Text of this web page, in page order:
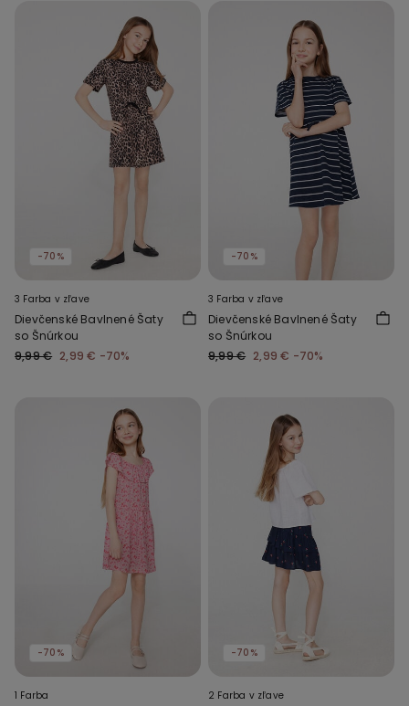
-70%
3 Farba v zľave
Dievčenské Bavlnené Šaty
so Šnúrkou
9,99 € 2,99 € -70%
-70%
3 Farba v zľave
Dievčenské Bavlnené Šaty
so Šnúrkou
9,99 € 2,99 € -70%
-70%
1 Farba
-70%
2 Farba v zľave